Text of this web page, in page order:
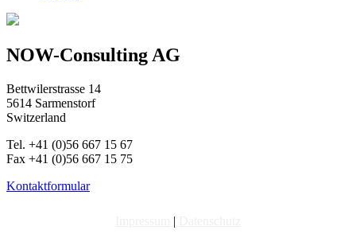
NOW-Consulting AG
Bettwilerstrasse 14
5614 Sarmenstorf
Switzerland
Tel. +41 (0)56 667 15 67
Fax +41 (0)56 667 15 75
Kontaktformular
|